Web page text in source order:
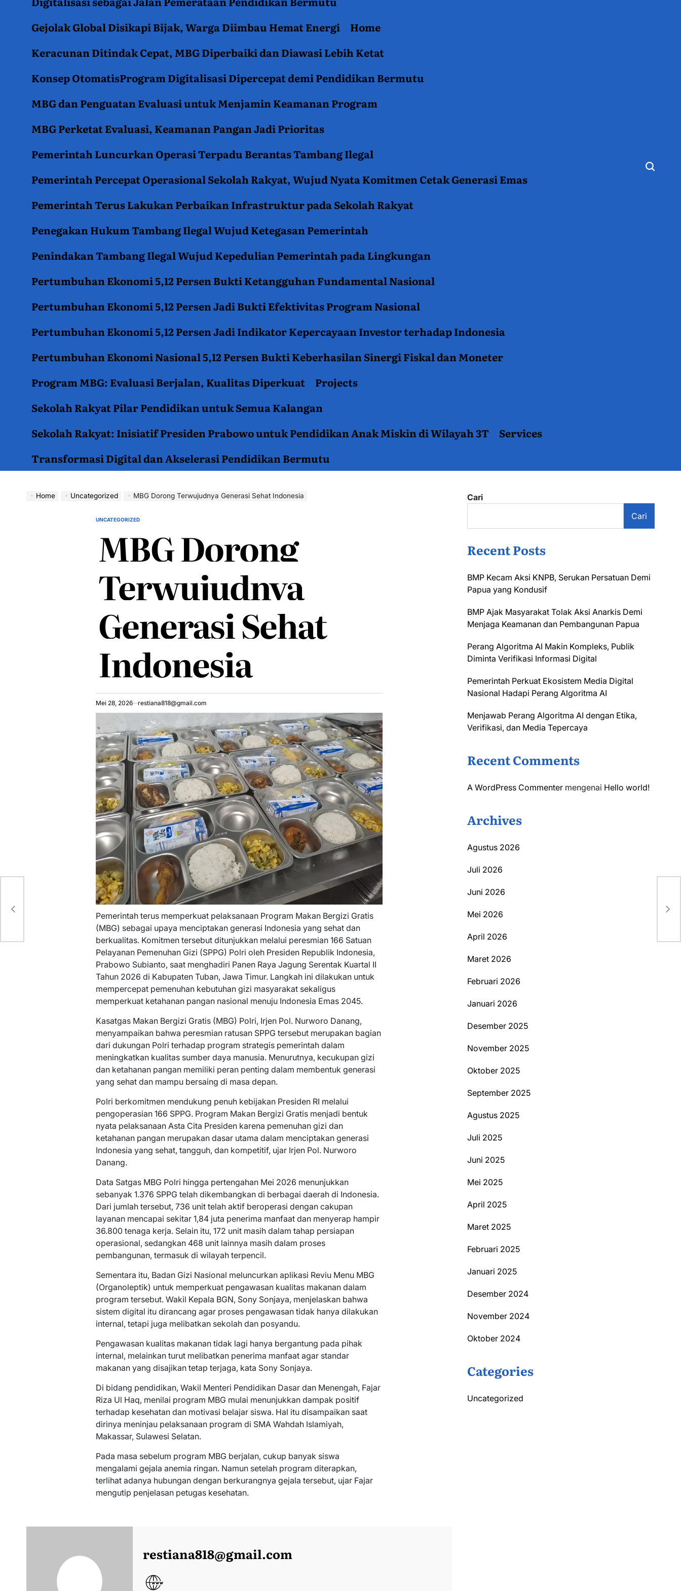
Gejolak Global Disikapi Bijak, Warga Diimbau Hemat Energi
Home
Keracunan Ditindak Cepat, MBG Diperbaiki dan Diawasi Lebih Ketat
Konsep OtomatisProgram Digitalisasi Dipercepat demi Pendidikan Bermutu
MBG dan Penguatan Evaluasi untuk Menjamin Keamanan Program
MBG Perketat Evaluasi, Keamanan Pangan Jadi Prioritas
Pemerintah Luncurkan Operasi Terpadu Berantas Tambang Ilegal
Pemerintah Percepat Operasional Sekolah Rakyat, Wujud Nyata Komitmen Cetak Generasi Emas
Pemerintah Terus Lakukan Perbaikan Infrastruktur pada Sekolah Rakyat
Penegakan Hukum Tambang Ilegal Wujud Ketegasan Pemerintah
Penindakan Tambang Ilegal Wujud Kepedulian Pemerintah pada Lingkungan
Pertumbuhan Ekonomi 5,12 Persen Bukti Ketangguhan Fundamental Nasional
Pertumbuhan Ekonomi 5,12 Persen Jadi Bukti Efektivitas Program Nasional
Pertumbuhan Ekonomi 5,12 Persen Jadi Indikator Kepercayaan Investor terhadap Indonesia
Pertumbuhan Ekonomi Nasional 5,12 Persen Bukti Keberhasilan Sinergi Fiskal dan Moneter
Program MBG: Evaluasi Berjalan, Kualitas Diperkuat
Projects
Sekolah Rakyat Pilar Pendidikan untuk Semua Kalangan
Sekolah Rakyat: Inisiatif Presiden Prabowo untuk Pendidikan Anak Miskin di Wilayah 3T
Services
Transformasi Digital dan Akselerasi Pendidikan Bermutu
Home Uncategorized MBG Dorong Terwujudnya Generasi Sehat Indonesia
POSTED
UNCATEGORIZED
MBG Dorong
Terwujudnya
Generasi Sehat
Indonesia
Mei 28, 2026 restiana818@gmail.com
Pemerintah terus memperkuat pelaksanaan Program Makan Bergizi Gratis
(MBG) sebagai upaya menciptakan generasi Indonesia yang sehat dan
berkualitas. Komitmen tersebut ditunjukkan melalui peresmian 166 Satuan
Pelayanan Pemenuhan Gizi (SPPG) Polri oleh Presiden Republik Indonesia,
Prabowo Subianto, saat menghadiri Panen Raya Jagung Serentak Kuartal II
Tahun 2026 di Kabupaten Tuban, Jawa Timur. Langkah ini dilakukan untuk
mempercepat pemenuhan kebutuhan gizi masyarakat sekaligus
memperkuat ketahanan pangan nasional menuju Indonesia Emas 2045.
Kasatgas Makan Bergizi Gratis (MBG) Polri, Irjen Pol. Nurworo Danang,
menyampaikan bahwa peresmian ratusan SPPG tersebut merupakan bagian
dari dukungan Polri terhadap program strategis pemerintah dalam
meningkatkan kualitas sumber daya manusia. Menurutnya, kecukupan gizi
dan ketahanan pangan memiliki peran penting dalam membentuk generasi
yang sehat dan mampu bersaing di masa depan.
Polri berkomitmen mendukung penuh kebijakan Presiden RI melalui
pengoperasian 166 SPPG. Program Makan Bergizi Gratis menjadi bentuk
nyata pelaksanaan Asta Cita Presiden karena pemenuhan gizi dan
ketahanan pangan merupakan dasar utama dalam menciptakan generasi
Indonesia yang sehat, tangguh, dan kompetitif, ujar Irjen Pol. Nurworo
Danang.
Data Satgas MBG Polri hingga pertengahan Mei 2026 menunjukkan
sebanyak 1.376 SPPG telah dikembangkan di berbagai daerah di Indonesia.
Dari jumlah tersebut, 736 unit telah aktif beroperasi dengan cakupan
layanan mencapai sekitar 1,84 juta penerima manfaat dan menyerap hampir
36.800 tenaga kerja. Selain itu, 172 unit masih dalam tahap persiapan
operasional, sedangkan 468 unit lainnya masih dalam proses
pembangunan, termasuk di wilayah terpencil.
Sementara itu, Badan Gizi Nasional meluncurkan aplikasi Reviu Menu MBG
(Organoleptik) untuk memperkuat pengawasan kualitas makanan dalam
program tersebut. Wakil Kepala BGN, Sony Sonjaya, menjelaskan bahwa
sistem digital itu dirancang agar proses pengawasan tidak hanya dilakukan
internal, tetapi juga melibatkan sekolah dan posyandu.
Pengawasan kualitas makanan tidak lagi hanya bergantung pada pihak
internal, melainkan turut melibatkan penerima manfaat agar standar
makanan yang disajikan tetap terjaga, kata Sony Sonjaya.
Di bidang pendidikan, Wakil Menteri Pendidikan Dasar dan Menengah, Fajar
Riza Ul Haq, menilai program MBG mulai menunjukkan dampak positif
terhadap kesehatan dan motivasi belajar siswa. Hal itu disampaikan saat
dirinya meninjau pelaksanaan program di SMA Wahdah Islamiyah,
Makassar, Sulawesi Selatan.
Pada masa sebelum program MBG berjalan, cukup banyak siswa
mengalami gejala anemia ringan. Namun setelah program diterapkan,
terlihat adanya hubungan dengan berkurangnya gejala tersebut, ujar Fajar
mengutip penjelasan petugas kesehatan.
restiana818@gmail.com
Cari
Cari
Recent Posts
BMP Kecam Aksi KNPB, Serukan Persatuan Demi
Papua yang Kondusif
BMP Ajak Masyarakat Tolak Aksi Anarkis Demi
Menjaga Keamanan dan Pembangunan Papua
Perang Algoritma AI Makin Kompleks, Publik
Diminta Verifikasi Informasi Digital
Pemerintah Perkuat Ekosistem Media Digital
Nasional Hadapi Perang Algoritma AI
Menjawab Perang Algoritma AI dengan Etika,
Verifikasi, dan Media Tepercaya
Recent Comments
A WordPress Commenter mengenai Hello world!
Archives
Agustus 2026
Juli 2026
Juni 2026
Mei 2026
April 2026
Maret 2026
Februari 2026
Januari 2026
Desember 2025
November 2025
Oktober 2025
September 2025
Agustus 2025
Juli 2025
Juni 2025
Mei 2025
April 2025
Maret 2025
Februari 2025
Januari 2025
Desember 2024
November 2024
Oktober 2024
Categories
Uncategorized